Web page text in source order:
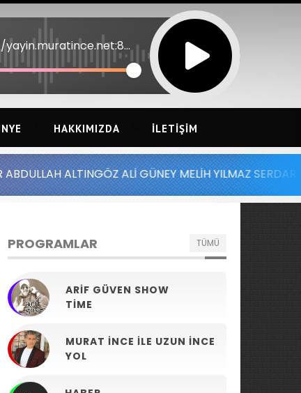
http://yayin.muratince.net:8052
HAKKIMIZDA İLETIŞIM
ALİ GÜNEY MELİH YILMAZ SERDAR AYDIN
PROGRAMLAR TÜMÜ
ARIF GÜVEN SHOW
TIME
MURAT İNCE ILE UZUN İNCE
YOL